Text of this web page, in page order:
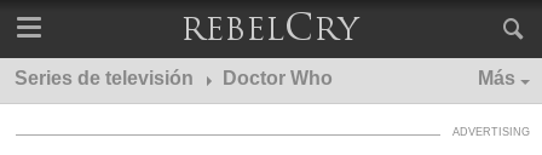
Series de televisión Doctor Who Más